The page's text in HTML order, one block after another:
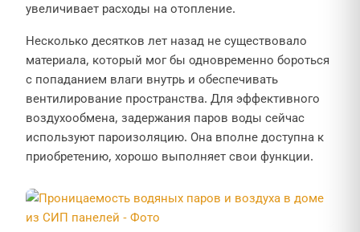
увеличивает расходы на отопление.
Несколько десятков лет назад не существовало
материала, который мог бы одновременно бороться
с попаданием влаги внутрь и обеспечивать
вентилирование пространства. Для эффективного
воздухообмена, задержания паров воды сейчас
используют пароизоляцию. Она вполне доступна к
приобретению, хорошо выполняет свои функции.